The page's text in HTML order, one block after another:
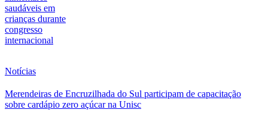
saudáveis em
crianças durante
congresso
internacional
Notícias
Merendeiras de Encruzilhada do Sul participam de capacitação
sobre cardápio zero açúcar na Unisc